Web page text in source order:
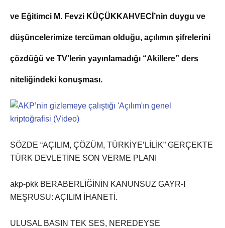
ve Eğitimci M. Fevzi KÜÇÜKKAHVECİ’nin duygu ve
düşüncelerimize tercüman olduğu, açılımın şifrelerini
çözdüğü ve TV’lerin yayınlamadığı “Akillere” ders
niteliğindeki konuşması.
SÖZDE “AÇILIM, ÇÖZÜM, TÜRKİYE’LİLİK” GERÇEKTE
TÜRK DEVLETİNE SON VERME PLANI
akp-pkk BERABERLİĞİNİN KANUNSUZ GAYR-I
MEŞRUSU: AÇILIM İHANETİ.
ULUSAL BASIN TEK SES, NEREDEYSE